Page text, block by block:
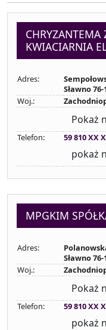
CHRYZANTEMA
KWIACIARNIA
Adres:
Sławno 76-
Woj.:
Pokaż
Telefon: 59 810 XX
pokaż
MPGKIM
Adres:
Sławno 76-
Woj.:
Pokaż
Telefon: 59 810 XX
pokaż